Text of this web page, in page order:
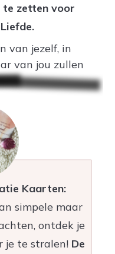
zetten voor
Kaarten:
simpele maar
ontdek je
je te stralen! De